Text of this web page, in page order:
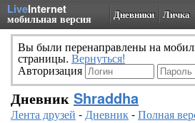
LiveInternet
мобильная версия Дневники Личка
Вы были перенаправлены на
страницы. Вернуться!
Авторизация
Дневник Shraddha
Лента друзей -Дневник-Полная